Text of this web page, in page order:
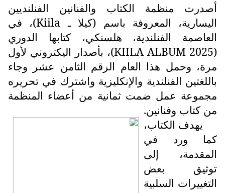
أصدرت منظمة الكتاب والفنانين الفنلنديين
اليسارية، المعروفة باسم (كيلا ـ Kiila)، في
العاصمة الفنلندية، هلسنكي، كتابها الدوري
KIILA ALBUM 2025)، بأصدار اليكتروني لأول
مرة، وحمل هذا العام الرقم الثامن عشر وجاء
باللغتين الفنلندية والإنكليزية واشترك في تحريره
مجموعة عمل ضمت ثمانية من أعضاء المنظمة
من كتاب وفنانين.
يهدف الكتاب،
كما ورد في
المقدمة، إلى
توثيق بعض
التغييرات السلبية